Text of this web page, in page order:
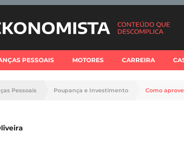
PESSOAIS MOTORES CARREIRA
Pessoais Poupança e Investimento Como